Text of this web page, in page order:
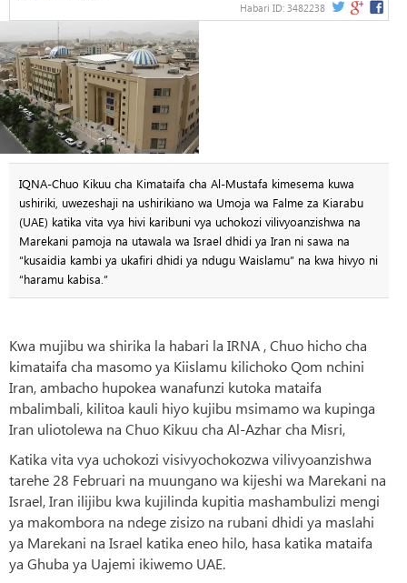
Habari ID: 3482238
IQNA-Chuo Kikuu cha Kimataifa cha Al-Mustafa kimesema kuwa
ushiriki, uwezeshaji na ushirikiano wa Umoja wa Falme za Kiarabu
(UAE) katika vita vya hivi karibuni vya uchokozi vilivyoanzishwa na
Marekani pamoja na utawala wa Israel dhidi ya Iran ni sawa na
“kusaidia kambi ya ukafiri dhidi ya ndugu Waislamu” na kwa hivyo ni
“haramu kabisa.”
Kwa mujibu wa shirika la habari la IRNA , Chuo hicho cha
kimataifa cha masomo ya Kiislamu kilichoko Qom nchini
Iran, ambacho hupokea wanafunzi kutoka mataifa
mbalimbali, kilitoa kauli hiyo kujibu msimamo wa kupinga
Iran uliotolewa na Chuo Kikuu cha Al-Azhar cha Misri,
Katika vita vya uchokozi visivyochokozwa vilivyoanzishwa
tarehe 28 Februari na muungano wa kijeshi wa Marekani na
Israel, Iran ilijibu kwa kujilinda kupitia mashambulizi mengi
ya makombora na ndege zisizo na rubani dhidi ya maslahi
ya Marekani na Israel katika eneo hilo, hasa katika mataifa
ya Ghuba ya Uajemi ikiwemo UAE.